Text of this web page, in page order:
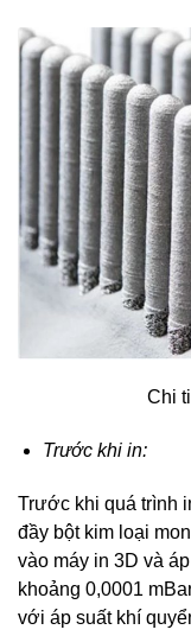
Chi
Trước khi in:
Trước khi quá trình
đầy bột kim loại
vào máy in 3D và
khoảng 0,0001
với áp suất khí